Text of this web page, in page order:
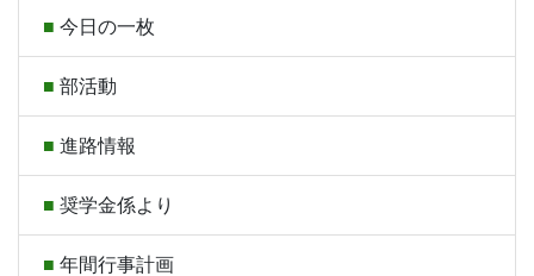
今日の一枚
部活動
進路情報
奨学金係より
年間行事計画